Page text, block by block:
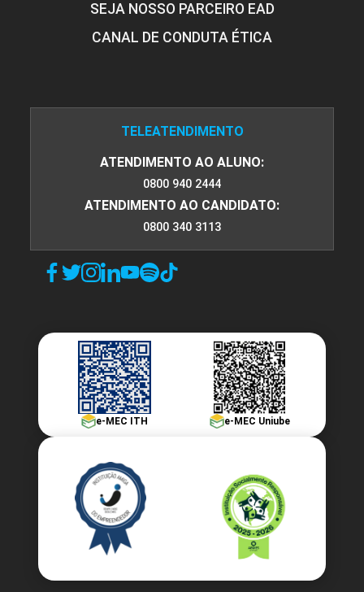
SEJA NOSSO PARCEIRO EAD
CANAL DE CONDUTA ÉTICA
TELEATENDIMENTO
ATENDIMENTO AO ALUNO:
0800 940 2444
ATENDIMENTO AO CANDIDATO:
0800 340 3113
e-MEC ITH e-MEC Uniube